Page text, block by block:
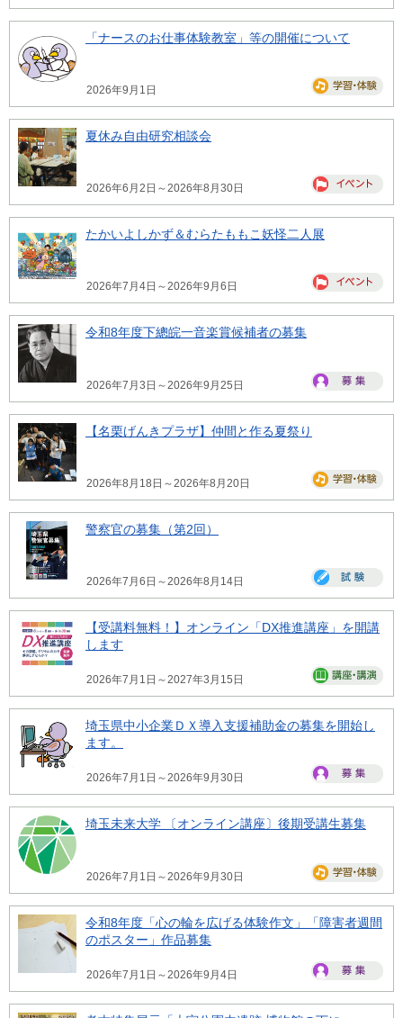
「ナースのお仕事体験教室」等の開催について
2026年9月1日
夏休み自由研究相談会
2026年6月2日～2026年8月30日
たかいよしかず＆むらたももこ妖怪二人展
2026年7月4日～2026年9月6日
令和8年度下總皖一音楽賞候補者の募集
2026年7月3日～2026年9月25日
【名栗げんきプラザ】仲間と作る夏祭り
2026年8月18日～2026年8月20日
警察官の募集（第2回）
2026年7月6日～2026年8月14日
【受講料無料！】オンライン「DX推進講座」を開講
します
2026年7月1日～2027年3月15日
埼玉県中小企業ＤＸ導入支援補助金の募集を開始し
ます。
2026年7月1日～2026年9月30日
埼玉未来大学 〔オンライン講座〕後期受講生募集
2026年7月1日～2026年9月30日
令和8年度「心の輪を広げる体験作文」「障害者週間
のポスター」作品募集
2026年7月1日～2026年9月4日